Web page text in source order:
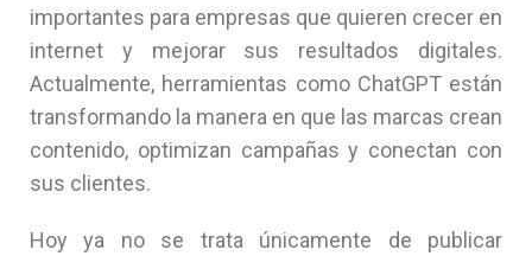
importantes para empresas que quieren crecer en
internet y mejorar sus resultados digitales.
Actualmente, herramientas como ChatGPT están
transformando la manera en que las marcas crean
contenido, optimizan campañas y conectan con
sus clientes.
Hoy ya no se trata únicamente de publicar